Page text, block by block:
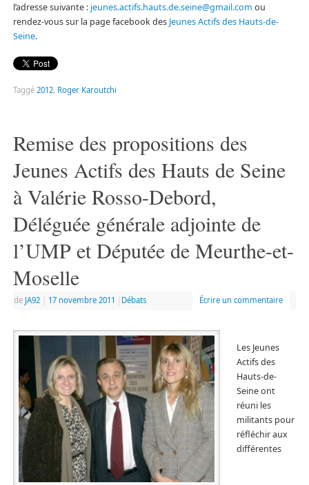
l’adresse suivante : jeunes.actifs.hauts.de.seine@gmail.com ou
rendez-vous sur la page facebook des Jeunes Actifs des Hauts-de-
Seine.
Taggé 2012, Roger Karoutchi
Remise des propositions des
Jeunes Actifs des Hauts de Seine
à Valérie Rosso-Debord,
Déléguée générale adjointe de
l’UMP et Députée de Meurthe-et-
Moselle
de JA92 17 novembre 2011 Débats Écrire un commentaire
Les Jeunes
Actifs des
Hauts-de-
Seine ont
réuni les
militants pour
réfléchir aux
différentes